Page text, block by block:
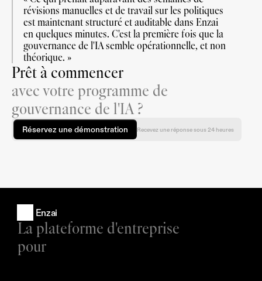
révisions manuelles et de travail sur les politiques
est maintenant structuré et auditable dans Enzai
en quelques minutes. C'est la première fois que la
gouvernance de l'IA semble opérationnelle, et non
théorique. »
Prêt à commencer
avec votre programme de
gouvernance de l'IA ?
Réservez une démonstration Recevez une réponse sous 24 heures
Enzai
La plateforme d'entreprise
pour